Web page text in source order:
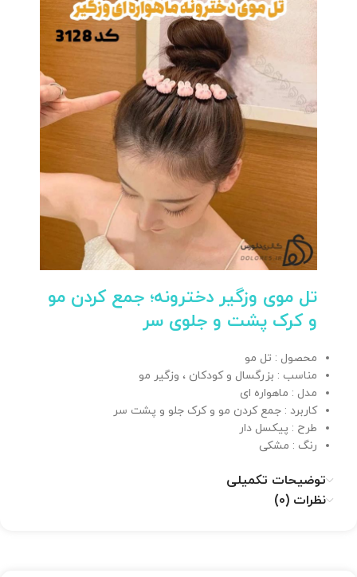
تل موی وزگیر دخترونه؛ جمع کردن مو
و کرک پشت و جلوی سر
محصول : تل مو
مناسب : بزرگسال و کودکان ، وزگیر مو
مدل : ماهواره ای
کاربرد : جمع کردن مو و کرک جلو و پشت سر
طرح : پیکسل دار
رنگ : مشکی
توضیحات تکمیلی
نظرات (0)